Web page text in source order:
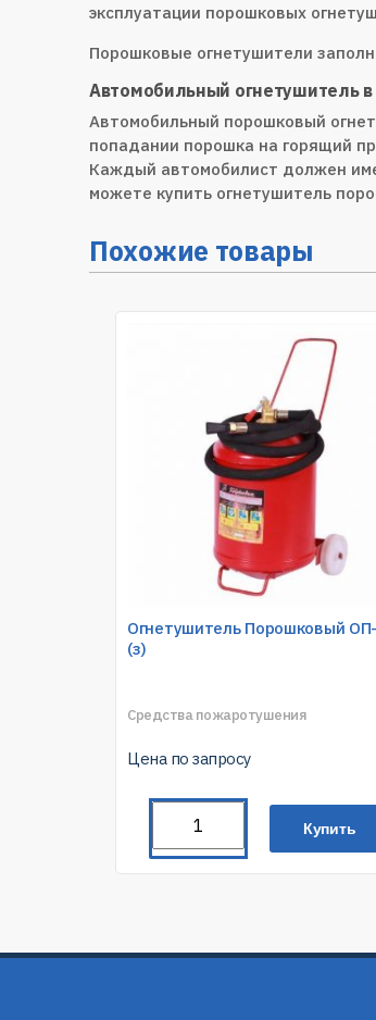
эксплуатации порошковых
Порошковые огнетушители
Автомобильный огнетушитель в
Автомобильный порошковый
попадании порошка на горящий
Каждый автомобилист должен
можете купить огнетушитель
Похожие товары
Огнетушитель Порошковый
(з)
Средства пожаротушения
Цена по запросу
Купить